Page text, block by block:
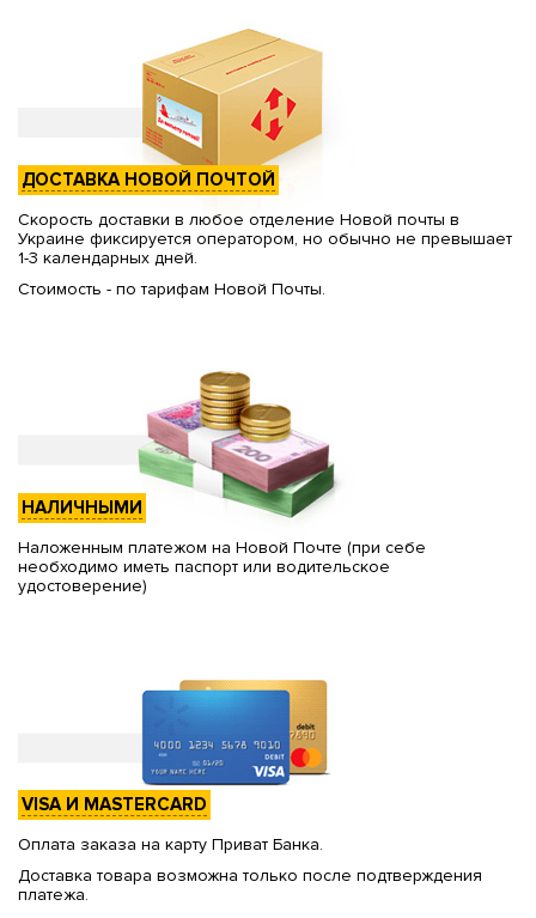
ДОСТАВКА НОВОЙ ПОЧТОЙ
Скорость доставки в любое отделение Новой почты в
Украине фиксируется оператором, но обычно не превышает
1-3 календарных дней.
Стоимость - по тарифам Новой Почты.
НАЛИЧНЫМИ
Наложенным платежом на Новой Почте (при себе
необходимо иметь паспорт или водительское
удостоверение)
VISA И MASTERCARD
Оплата заказа на карту Приват Банка.
Доставка товара возможна только после подтверждения
платежа.